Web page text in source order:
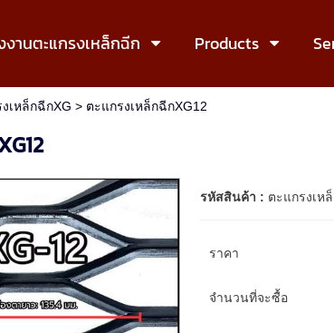
งานตะแกรงเหล็กฉีก Products
เหล็กฉีกXG > ตะแกรงเหล็กฉีกXG12
รหัสสินค้า : ตะแกรงเห
ราคา
จำนวนที่จะซื้อ